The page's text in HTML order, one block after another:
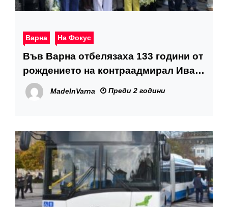
Варна На Фокус
Във Варна отбелязаха 133 години от
рождението на контраадмирал Иван
Вариклечков
MadeInVarna Преди 2 години